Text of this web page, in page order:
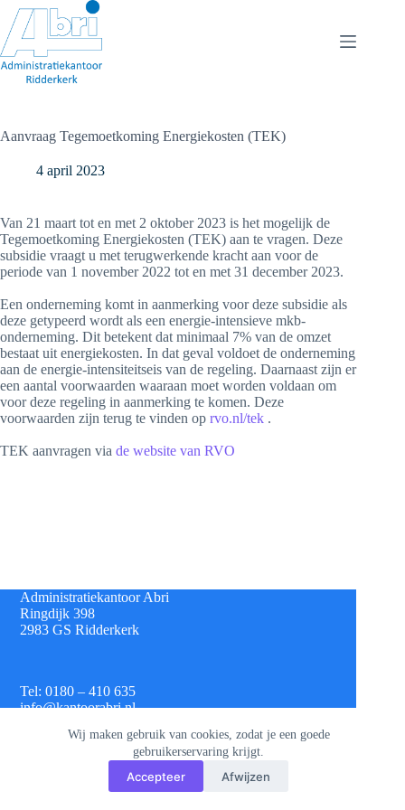
naar
de
inhoud
Wij maken gebruik van cookies, zodat je een goede
gebruikerservaring krijgt.
Accepteer Afwijzen
Aanvraag Tegemoetkoming Energiekosten (TEK)
4 april 2023
Van 21 maart tot en met 2 oktober 2023 is het mogelijk de
Tegemoetkoming Energiekosten (TEK) aan te vragen. Deze
subsidie vraagt u met terugwerkende kracht aan voor de
periode van 1 november 2022 tot en met 31 december 2023.
Een onderneming komt in aanmerking voor deze subsidie als
deze getypeerd wordt als een energie-intensieve mkb-
onderneming. Dit betekent dat minimaal 7% van de omzet
bestaat uit energiekosten. In dat geval voldoet de onderneming
aan de energie-intensiteitseis van de regeling. Daarnaast zijn er
een aantal voorwaarden waaraan moet worden voldaan om
voor deze regeling in aanmerking te komen. Deze
voorwaarden zijn terug te vinden op rvo.nl/tek .
TEK aanvragen via de website van RVO
Administratiekantoor Abri
Ringdijk 398
2983 GS Ridderkerk
Tel: 0180 – 410 635
info@kantoorabri.nl
IBAN: NL 08 INGB 0693 4313 42